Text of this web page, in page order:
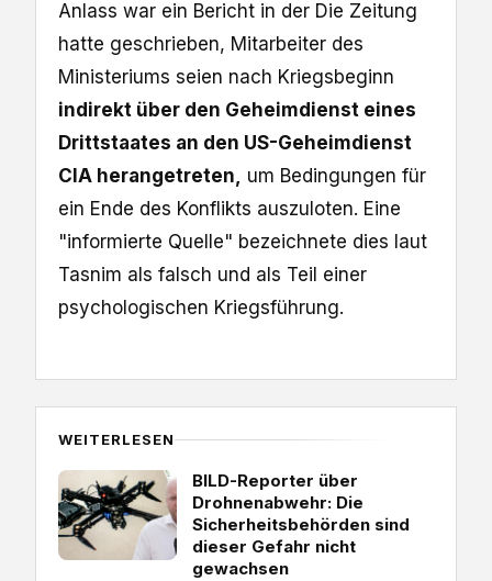
Anlass war ein Bericht in der Die Zeitung
hatte geschrieben, Mitarbeiter des
Ministeriums seien nach Kriegsbeginn
indirekt über den Geheimdienst eines
Drittstaates an den US-Geheimdienst
CIA herangetreten, um Bedingungen für
ein Ende des Konflikts auszuloten. Eine
"informierte Quelle" bezeichnete dies laut
Tasnim als falsch und als Teil einer
psychologischen Kriegsführung.
WEITERLESEN
BILD-Reporter über
Drohnenabwehr: Die
Sicherheitsbehörden sind
dieser Gefahr nicht
gewachsen